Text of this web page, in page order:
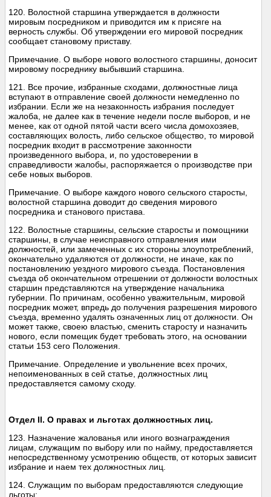
120. Волостной старшина утверждается в должности
мировым посредником и приводится им к присяге на
верность службы. Об утверждении его мировой посредник
сообщает становому приставу.
Примечание. О выборе нового волостного старшины, доносит
мировому посреднику выбывший старшина.
121. Все прочие, избранные сходами, должностные лица
вступают в отправление своей должности немедленно по
избрании. Если же на незаконность избрания последует
жалоба, не далее как в течение недели после выборов, и не
менее, как от одной пятой части всего числа домохозяев,
составляющих волость, либо сельское общество, то мировой
посредник входит в рассмотрение законности
произведенного выбора, и, по удостоверении в
справедливости жалобы, распоряжается о производстве при
себе новых выборов.
Примечание. О выборе каждого нового сельского старосты,
волостной старшина доводит до сведения мирового
посредника и станового пристава.
122. Волостные старшины, сельские старосты и помощники
старшины, в случае неисправного отправления ими
должностей, или замеченных с их стороны злоупотреблений,
окончательно удаляются от должности, не иначе, как по
постановлению уездного мирового съезда. Постановления
съезда об окончательном отрешении от должности волостных
старшин представляются на утверждение начальника
губернии. По причинам, особенно уважительным, мировой
посредник может, впредь до получения разрешения мирового
съезда, временно удалять означенных лиц от должности. Он
может также, своею властью, сменить старосту и назначить
нового, если помещик будет требовать этого, на основании
статьи 153 сего Положения.
Примечание. Определение и увольнение всех прочих,
непоименованных в сей статье, должностных лиц
предоставляется самому сходу.
Отдел II. О правах и льготах должностных лиц.
123. Назначение жалованья или иного вознаграждения
лицам, служащим по выбору или по найму, предоставляется
непосредственному усмотрению обществ, от которых зависит
избрание и наем тех должностных лиц.
124. Служащим по выборам предоставляются следующие
льготы: